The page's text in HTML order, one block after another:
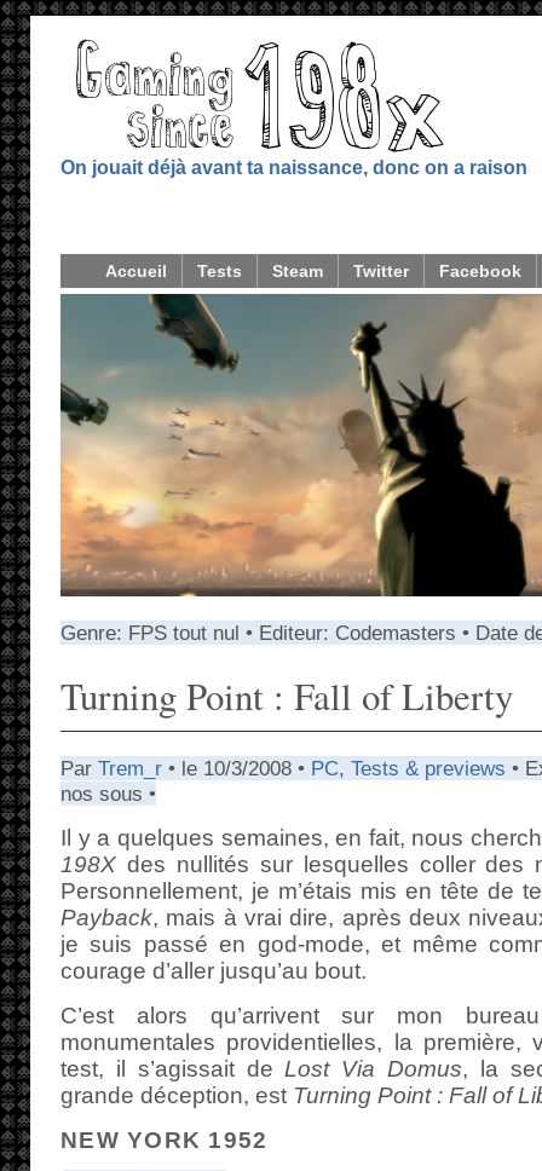
On jouait déjà avant ta naissance, donc on a raison
Accueil Tests Steam Twitter Facebook
Genre: FPS tout nul • Editeur: Codemasters • Date
Turning Point : Fall of Liberty
Par Trem_r • le 10/3/2008 • PC, Tests & previews •
nos sous •
Il y a quelques semaines, en fait, nous
198X des nullités sur lesquelles coller des
Personnellement, je m’étais mis en tête de
Payback, mais à vrai dire, après deux
je suis passé en god-mode, et même
courage d’aller jusqu’au bout.
C’est alors qu’arrivent sur mon
monumentales providentielles, la première,
test, il s’agissait de Lost Via Domus, la
grande déception, est Turning Point : Fall of
NEW YORK 1952